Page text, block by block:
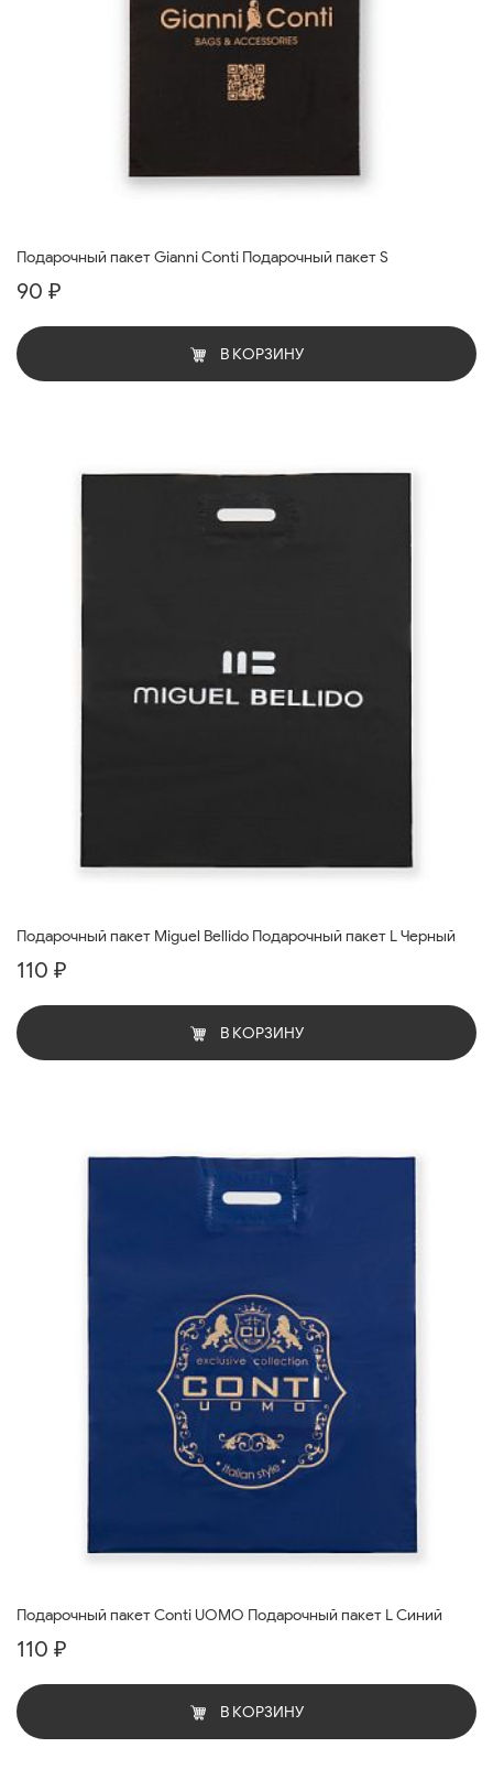
Подарочный пакет Gianni Conti Подарочный пакет S
90 ₽
В КОРЗИНУ
Подарочный пакет Miguel Bellido Подарочный пакет L Черный
110 ₽
В КОРЗИНУ
Подарочный пакет Conti UOMO Подарочный пакет L Синий
110 ₽
В КОРЗИНУ